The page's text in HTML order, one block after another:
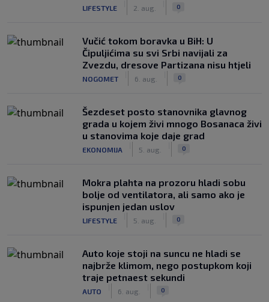
LIFESTYLE 2. aug. 0
Vučić tokom boravka u BiH: U
Čipuljićima su svi Srbi navijali za
Zvezdu, dresove Partizana nisu htjeli
NOGOMET 6. aug. 0
Šezdeset posto stanovnika glavnog
grada u kojem živi mnogo Bosanaca živi
u stanovima koje daje grad
EKONOMIJA 5. aug. 0
Mokra plahta na prozoru hladi sobu
bolje od ventilatora, ali samo ako je
ispunjen jedan uslov
LIFESTYLE 5. aug. 0
Auto koje stoji na suncu ne hladi se
najbrže klimom, nego postupkom koji
traje petnaest sekundi
AUTO 6. aug. 0